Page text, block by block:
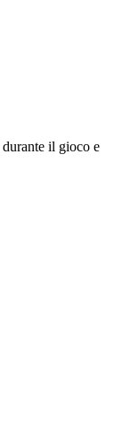
il gioco e